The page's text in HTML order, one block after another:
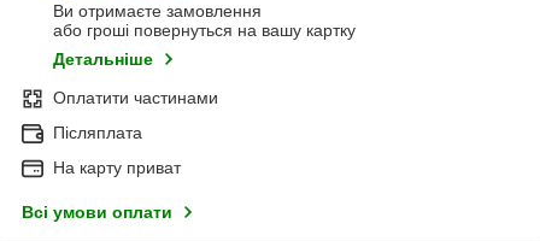
Ви отримаєте замовлення
або гроші повернуться на вашу картку
Детальніше
Оплатити частинами
Післяплата
На карту приват
Всі умови оплати